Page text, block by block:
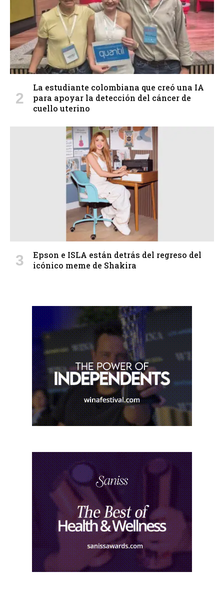
La estudiante colombiana que creó una IA
para apoyar la detección del cáncer de
cuello uterino
Epson e ISLA están detrás del regreso del
icónico meme de Shakira